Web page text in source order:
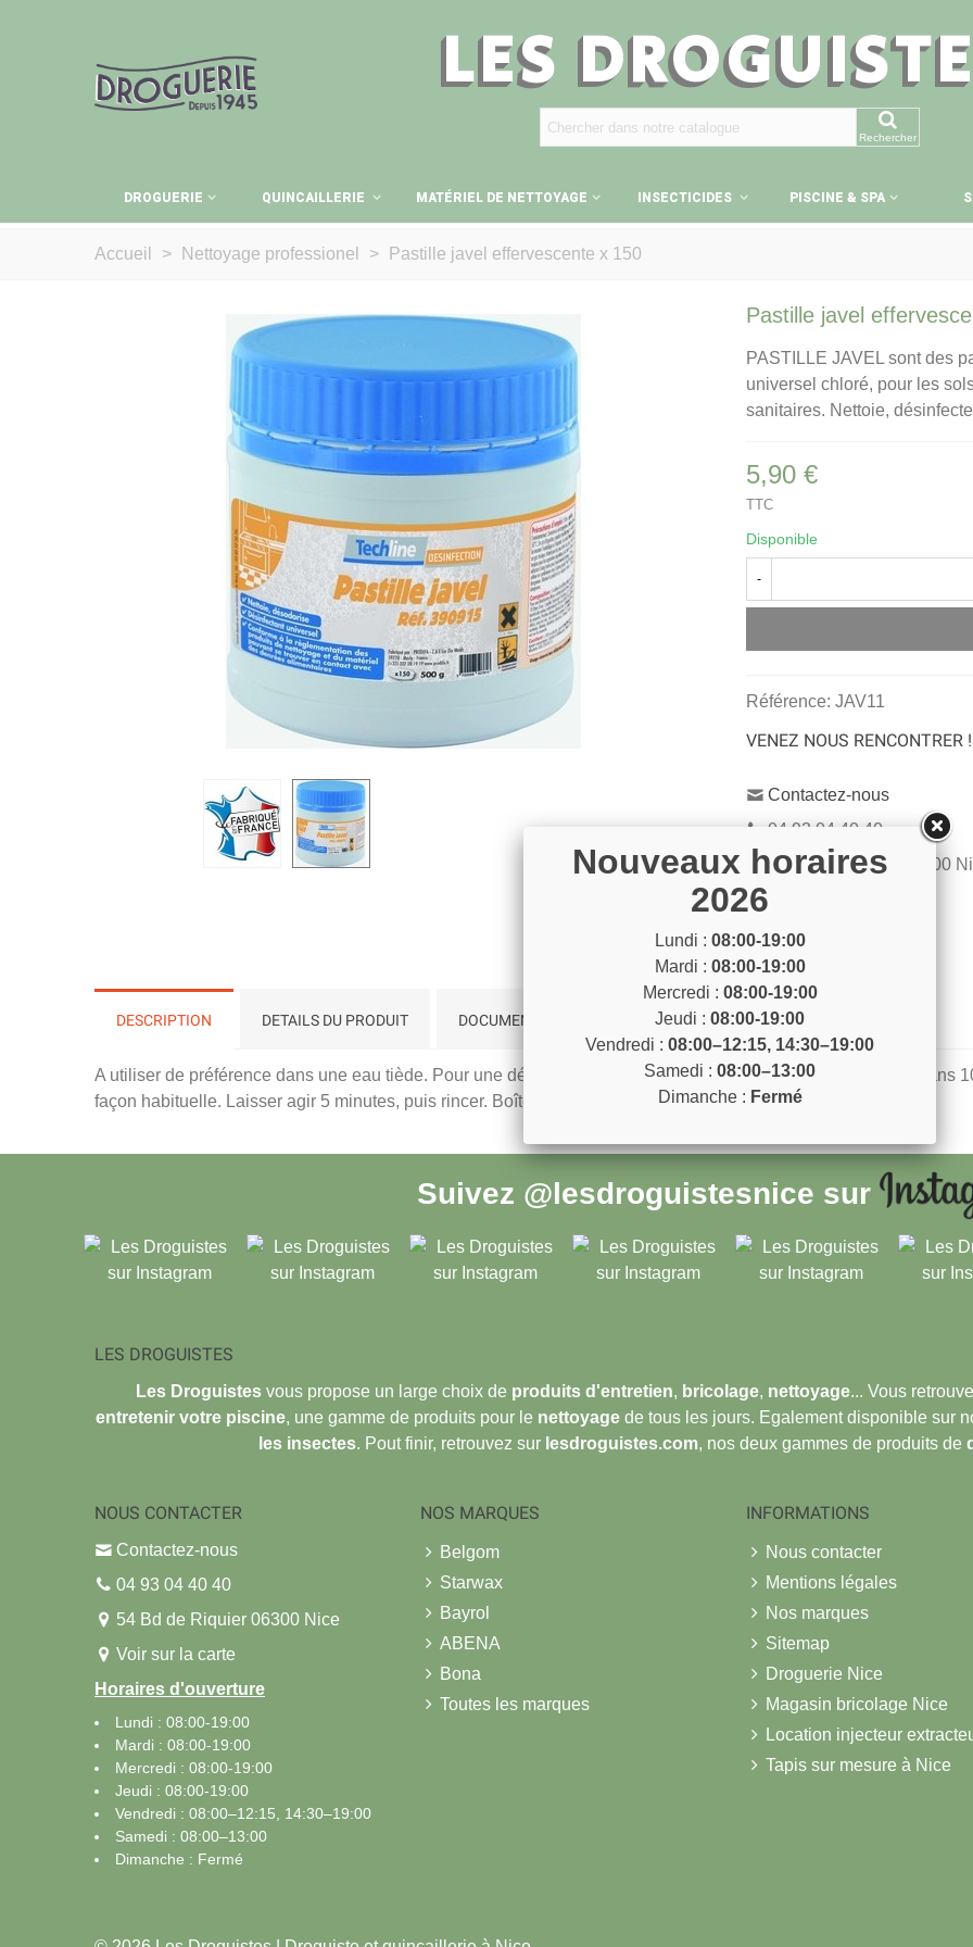
LES
Rechercher
DROGUERIE QUINCAILLERIE MATÉRIEL DE NETTOYAGE INSECTICIDES PISCINE & SPA
Accueil > Nettoyage professionel > Pastille javel effervescente x 150
Pastille javel
PASTILLE JAVEL sont des
universel chloré, pour les
sanitaires. Nettoie,
5,90 €
TTC
Disponible
-
Référence: JAV11
VENEZ NOUS RENCONTRER !
Contactez-nous
04 93 04 40 40
54 Bd de Riquier 06300
DESCRIPTION DETAILS DU PRODUIT DOCUMENTS JOINTS
A utiliser de préférence dans une eau tiède. Pour une désinfection efficace, nettoyer préalablement. Ajouter dans
façon habituelle. Laisser agir 5 minutes, puis rincer. Boîte de 150 pastilles
Suivez @lesdroguistesnice sur
LES DROGUISTES
Les Droguistesvous propose un large choix de produits d'entretien, bricolage, nettoyage... Vous
entretenir votre piscine, une gamme de produits pour le nettoyage de tous les jours. Egalement disponible sur
les insectes. Pout finir, retrouvez sur lesdroguistes.com, nos deux gammes de produits de
NOUS CONTACTER
Contactez-nous
04 93 04 40 40
54 Bd de Riquier 06300 Nice
Voir sur la carte
Horaires d'ouverture
Lundi : 08:00-19:00
Mardi : 08:00-19:00
Mercredi : 08:00-19:00
Jeudi : 08:00-19:00
Vendredi : 08:00–12:15, 14:30–19:00
Samedi : 08:00–13:00
Dimanche : Fermé
NOS MARQUES
Belgom
Starwax
Bayrol
ABENA
Bona
Toutes les marques
INFORMATIONS
Nous contacter
Mentions légales
Nos marques
Sitemap
Droguerie Nice
Magasin bricolage Nice
Location injecteur
Tapis sur mesure à Nice
Nouveaux horaires
2026
Lundi : 08:00-19:00
Mardi : 08:00-19:00
Mercredi : 08:00-19:00
Jeudi : 08:00-19:00
Vendredi : 08:00–12:15, 14:30–19:00
Samedi : 08:00–13:00
Dimanche : Fermé